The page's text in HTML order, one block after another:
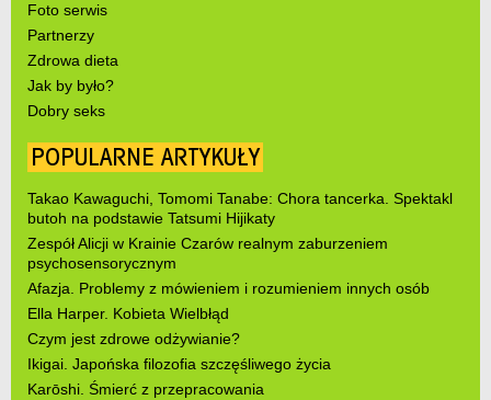
Foto serwis
Partnerzy
Zdrowa dieta
Jak by było?
Dobry seks
POPULARNE ARTYKUŁY
Takao Kawaguchi, Tomomi Tanabe: Chora tancerka. Spektakl
butoh na podstawie Tatsumi Hijikaty
Zespół Alicji w Krainie Czarów realnym zaburzeniem
psychosensorycznym
Afazja. Problemy z mówieniem i rozumieniem innych osób
Ella Harper. Kobieta Wielbłąd
Czym jest zdrowe odżywianie?
Ikigai. Japońska filozofia szczęśliwego życia
Karōshi. Śmierć z przepracowania